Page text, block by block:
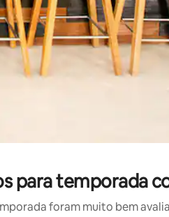
para temporada
foram muito bem